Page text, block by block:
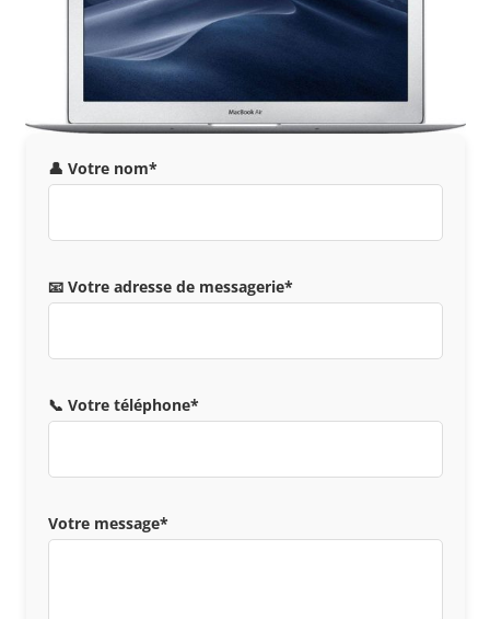
👤 Votre nom*
📧 Votre adresse de messagerie*
📞 Votre téléphone*
Votre message*